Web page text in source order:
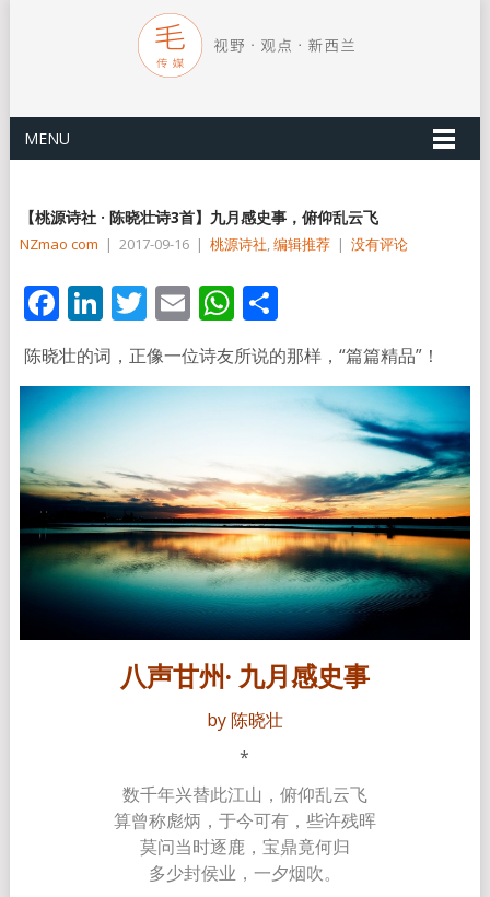
MENU
【桃源诗社 · 陈晓壮诗3首】九月感史事，俯仰乱云飞
NZmao com | 2017-09-16 | 桃源诗社,编辑推荐 | 没有评论
Facebook
LinkedIn
Twitter
EmailWhatsApp
分
享
陈晓壮的词，正像一位诗友所说的那样，“篇篇精品”！
八声甘州· 九月感史事
by 陈晓壮
*
数千年兴替此江山，俯仰乱云飞
算曾称彪炳，于今可有，些许残晖
莫问当时逐鹿，宝鼎竟何归
多少封侯业，一夕烟吹。